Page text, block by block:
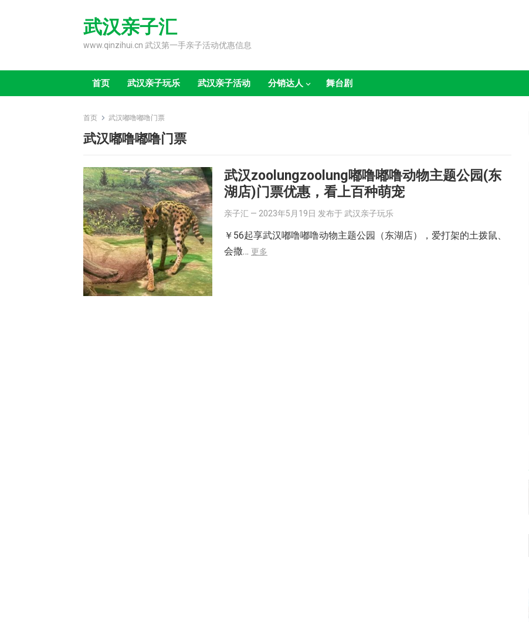
武汉亲子汇
www.qinzihui.cn 武汉第一手亲子活动优惠信息
首页 武汉亲子玩乐 武汉亲子活动 分销达人 舞台剧
首页 武汉嘟噜嘟噜门票
武汉嘟噜嘟噜门票
武汉zoolungzoolung嘟噜嘟噜动物主题公园(东
湖店)门票优惠，看上百种萌宠
亲子汇 — 2023年5月19日 发布于 武汉亲子玩乐
￥56起享武汉嘟噜嘟噜动物主题公园（东湖店），爱打架的土拨鼠、
会撒… 更多